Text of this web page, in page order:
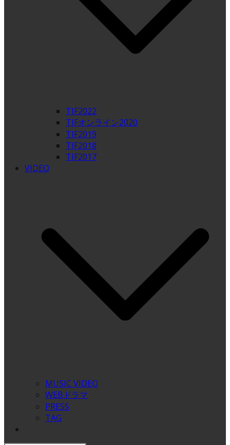
TIF2022
TIFオンライン2020
TIF2019
TIF2018
TIF2017
VIDEO
MUSIC VIDEO
WEBドラマ
PRESS
TAG